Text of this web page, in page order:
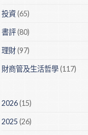
投資(65)
書評(80)
理財(97)
財商管及生活哲學(117)
2026(15)
2025 (26)